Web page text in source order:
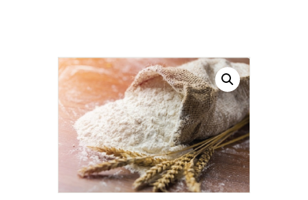
CONTACTO